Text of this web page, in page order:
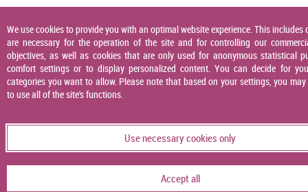
We use cookies to provide you with an optimal website experience. This includes
are necessary for the operation of the site and for controlling our
objectives, as well as cookies that are only used for anonymous statistical
comfort settings or to display personalized content. You can decide for
categories you want to allow. Please note that based on your settings, you
to use all of the site's functions.
Use necessary cookies only
Accept all